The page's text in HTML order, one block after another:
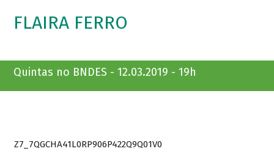
FLAIRA FERRO
Quintas no BNDES - 12.03.2019 - 19h
Z7_7QGCHA41L0RP906P422Q9Q01V0